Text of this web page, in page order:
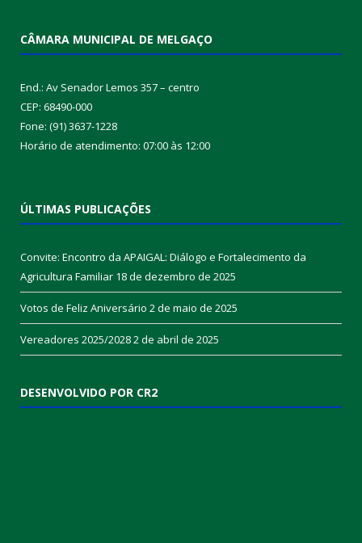
CÂMARA MUNICIPAL DE MELGAÇO
End.: Av Senador Lemos 357 – centro
CEP: 68490-000
Fone: (91) 3637-1228
Horário de atendimento: 07:00 às 12:00
ÚLTIMAS PUBLICAÇÕES
Convite: Encontro da APAIGAL: Diálogo e Fortalecimento da
Agricultura Familiar 18 de dezembro de 2025
Votos de Feliz Aniversário 2 de maio de 2025
Vereadores 2025/20282 de abril de 2025
DESENVOLVIDO POR CR2